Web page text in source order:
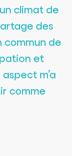
climat de
des
commun de
et
m’a
comme